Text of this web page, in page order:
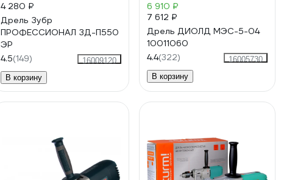
4 280 ₽
Дрель Зубр
ПРОФЕССИОНАЛ ЗД-П550
ЭР
4.5(149)
16009120
В корзину
6 910 ₽
7 612 ₽
Дрель ДИОЛД МЭС-5-04
10011060
4.4(322)
16005730
В корзину